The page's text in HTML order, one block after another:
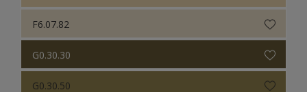
F6.07.82
G0.30.30
G0.30.50